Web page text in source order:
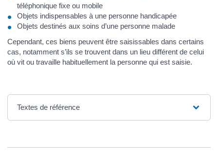
téléphonique fixe ou mobile
Objets indispensables à une personne handicapée
Objets destinés aux soins d’une personne malade
Cependant, ces biens peuvent être saisissables dans certains
cas, notamment s’ils se trouvent dans un lieu différent de celui
où vit ou travaille habituellement la personne qui est saisie.
Textes de référence